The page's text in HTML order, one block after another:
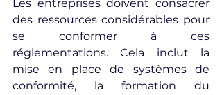
Les entreprises doivent consacrer
des ressources considérables pour
se conformer à ces
réglementations. Cela inclut la
mise en place de systèmes de
conformité, la formation du